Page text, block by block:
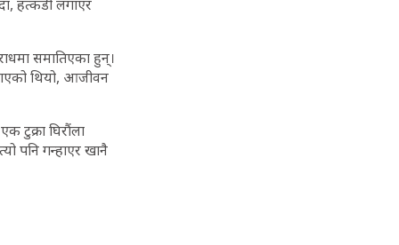
हत्कडी लगाएर
समातिएका हुन्।
गएको थियो, आजीवन
टुक्रा घिरौंला
पनि गन्हाएर खानै